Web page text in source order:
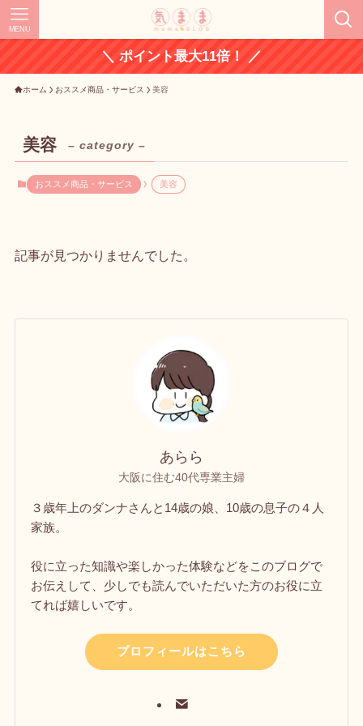
MENU
＼ ポイント最大11倍！ ／
ホーム おススメ商品・サービス 美容
美容 – category –
おススメ商品・サービス 美容
記事が見つかりませんでした。
あらら
大阪に住む40代専業主婦
３歳年上のダンナさんと14歳の娘、10歳の息子の４人
家族。
役に立った知識や楽しかった体験などをこのブログで
お伝えして、少しでも読んでいただいた方のお役に立
てれば嬉しいです。
プロフィールはこちら